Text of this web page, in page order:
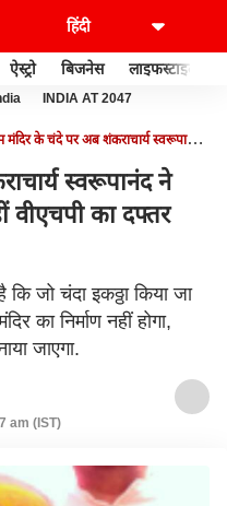
ऐस्ट्रो बिजनेस लाइफस्टाइल
INDIA AT 2047
मंदिर के चंदे पर अब शंकराचार्य स्वरूपानंद
स्वरूपानंद ने
वीएचपी का दफ्तर
जो चंदा इकठ्ठा किया जा
का निर्माण नहीं होगा,
जाएगा.
am (IST)